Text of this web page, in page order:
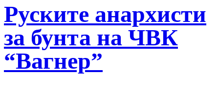
Руските анархисти
за бунта на ЧВК
“Вагнер”